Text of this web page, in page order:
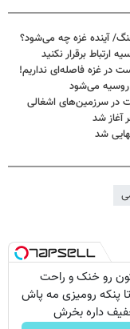
آینده غزه چه می‌شود؟
ارتباط برقرار نکنید
در غزه فاصله‌ای نداریم!
روسیه می‌شود
در سرزمین‌های اشغالی
آغاز شد
شد
رو خنک و راحت
پنکه رومیزی مه پاش
داره بخرش